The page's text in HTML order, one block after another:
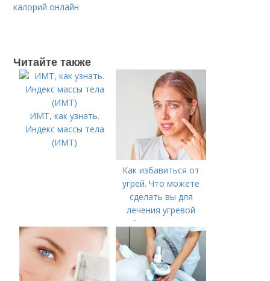
калорий онлайн
Читайте также
ИМТ, как узнать.
Индекс массы тела
(ИМТ)
Как избавиться от
угрей. Что можете
сделать вы для
лечения угревой
болезни (акне)